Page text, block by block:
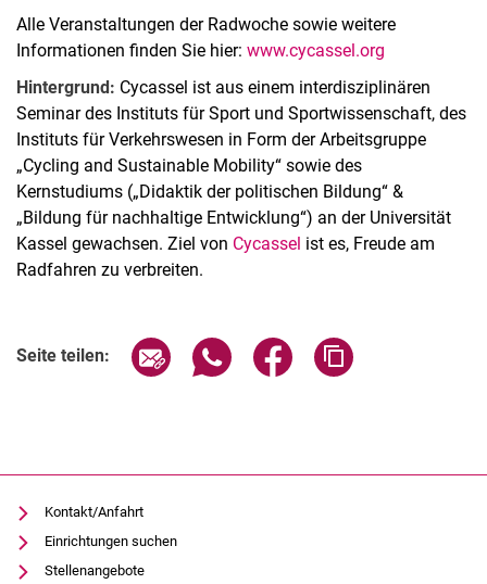
Alle Veranstaltungen der Radwoche sowie weitere
Informationen finden Sie hier: www.cycassel.org
Hintergrund: Cycassel ist aus einem interdisziplinären
Seminar des Instituts für Sport und Sportwissenschaft, des
Instituts für Verkehrswesen in Form der Arbeitsgruppe
„Cycling and Sustainable Mobility“ sowie des
Kernstudiums („Didaktik der politischen Bildung“ &
„Bildung für nachhaltige Entwicklung“) an der Universität
Kassel gewachsen. Ziel von Cycassel ist es, Freude am
Radfahren zu verbreiten.
Seite teilen: Seite über E-Mail teilen
Seite über WhatsApp teilen
Seite über Facebook
Kontakt/Anfahrt
Einrichtungen suchen
Stellenangebote